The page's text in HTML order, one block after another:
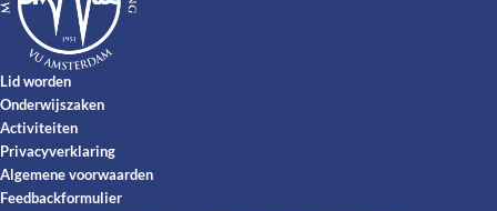
Lid worden
Onderwijszaken
Activiteiten
Privacyverklaring
Algemene voorwaarden
Feedbackformulier